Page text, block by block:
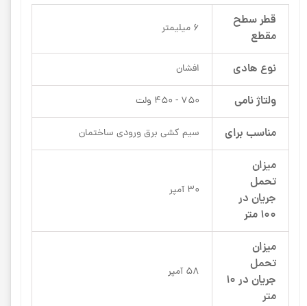
قطر سطح
مقطع
6 میلیمتر
نوع هادی افشان
ولتاژ نامی 750 - 450 ولت
مناسب برای سیم کشی برق ورودی ساختمان
میزان
تحمل
جریان در
100 متر
30 آمپر
میزان
تحمل
جریان در 10
متر
58 آمپر